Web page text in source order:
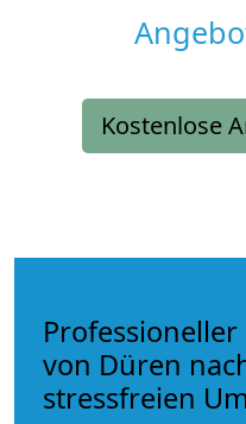
Kostenlose
von Düren
stressfreien